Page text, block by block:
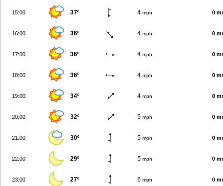
15:00 37º 4 mph 0
16:00 36º 4 mph 0
17:00 36º 4 mph 0
18:00 36º 4 mph 0
19:00 34º 4 mph 0
20:00 32º 5 mph 0
21:00 30º 5 mph 0
22:00 29º 5 mph 0
23:00 27º 6 mph 0